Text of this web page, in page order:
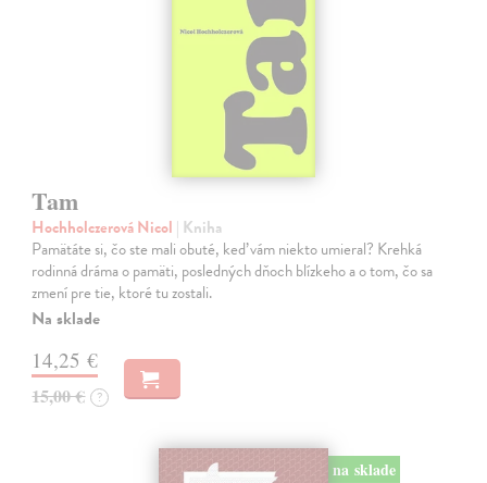
Tam
Hochholczerová Nicol | Kniha
Pamätáte si, čo ste mali obuté, keď vám niekto umieral? Krehká
rodinná dráma o pamäti, posledných dňoch blízkeho a o tom, čo sa
zmení pre tie, ktoré tu zostali.
Na sklade
14,25 €
15,00 € ?
na sklade